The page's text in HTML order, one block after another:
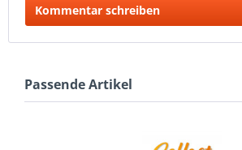
Kommentar schreiben
Passende Artikel